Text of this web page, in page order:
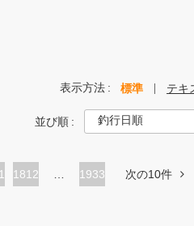
表示方法 標準 テキ
並び順
ペ
1812 1933 次の10件